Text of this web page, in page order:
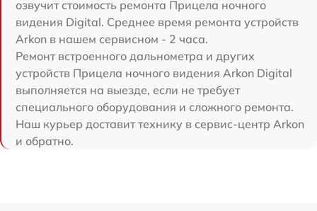
озвучит стоимость ремонта Прицела ночного
видения Digital. Среднее время ремонта устройств
Arkon в нашем сервисном - 2 часа.
Ремонт встроенного дальнометра и других
устройств Прицела ночного видения Arkon Digital
выполняется на выезде, если не требует
специального оборудования и сложного ремонта.
Наш курьер доставит технику в сервис-центр Arkon
и обратно.